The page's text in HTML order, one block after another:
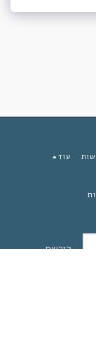
עוד
הירשם